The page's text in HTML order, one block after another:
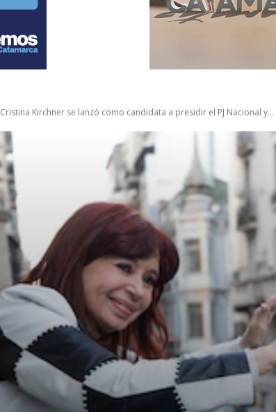
Cristina Kirchner se lanzó como candidata a presidir el PJ Nacional y...